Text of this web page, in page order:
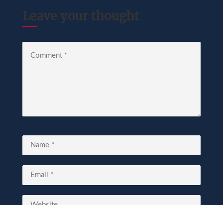
Leave your thought